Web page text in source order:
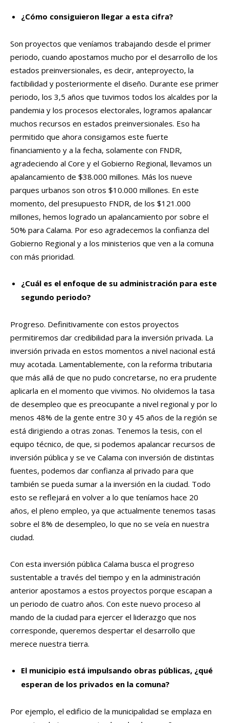
¿Cómo consiguieron llegar a esta cifra?
Son proyectos que veníamos trabajando desde el primer
periodo, cuando apostamos mucho por el desarrollo de los
estados preinversionales, es decir, anteproyecto, la
factibilidad y posteriormente el diseño. Durante ese primer
periodo, los 3,5 años que tuvimos todos los alcaldes por la
pandemia y los procesos electorales, logramos apalancar
muchos recursos en estados preinversionales. Eso ha
permitido que ahora consigamos este fuerte
financiamiento y a la fecha, solamente con FNDR,
agradeciendo al Core y el Gobierno Regional, llevamos un
apalancamiento de $38.000 millones. Más los nueve
parques urbanos son otros $10.000 millones. En este
momento, del presupuesto FNDR, de los $121.000
millones, hemos logrado un apalancamiento por sobre el
50% para Calama. Por eso agradecemos la confianza del
Gobierno Regional y a los ministerios que ven a la comuna
con más prioridad.
¿Cuál es el enfoque de su administración para este
segundo periodo?
Progreso. Definitivamente con estos proyectos
permitiremos dar credibilidad para la inversión privada. La
inversión privada en estos momentos a nivel nacional está
muy acotada. Lamentablemente, con la reforma tributaria
que más allá de que no pudo concretarse, no era prudente
aplicarla en el momento que vivimos. No olvidemos la tasa
de desempleo que es preocupante a nivel regional y por lo
menos 48% de la gente entre 30 y 45 años de la región se
está dirigiendo a otras zonas. Tenemos la tesis, con el
equipo técnico, de que, si podemos apalancar recursos de
inversión pública y se ve Calama con inversión de distintas
fuentes, podemos dar confianza al privado para que
también se pueda sumar a la inversión en la ciudad. Todo
esto se reflejará en volver a lo que teníamos hace 20
años, el pleno empleo, ya que actualmente tenemos tasas
sobre el 8% de desempleo, lo que no se veía en nuestra
ciudad.
Con esta inversión pública Calama busca el progreso
sustentable a través del tiempo y en la administración
anterior apostamos a estos proyectos porque escapan a
un periodo de cuatro años. Con este nuevo proceso al
mando de la ciudad para ejercer el liderazgo que nos
corresponde, queremos despertar el desarrollo que
merece nuestra tierra.
El municipio está impulsando obras públicas, ¿qué
esperan de los privados en la comuna?
Por ejemplo, el edificio de la municipalidad se emplaza en